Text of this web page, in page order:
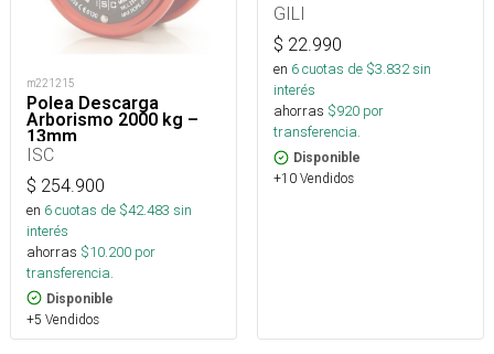
m221215
Polea Descarga
Arborismo 2000 kg –
13mm
ISC
$ 254.900
en 6cuotas de $42.483 sin
interés
ahorras $10.200 por
transferencia.
Disponible
+5 Vendidos
GILI
$ 22.990
en 6cuotas de $3.832sin
interés
ahorras $920 por
transferencia.
Disponible
+10 Vendidos